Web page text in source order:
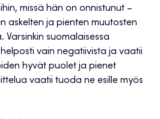
missä hän on onnistunut –
askelten ja pienten muutosten
Varsinkin suomalaisessa
vain negatiivista ja vaatii
hyvät puolet ja pienet
vaatii tuoda ne esille myös